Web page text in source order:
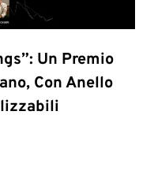
Un Premio
Con Anello